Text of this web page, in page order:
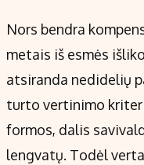
Nors bendra
metais iš esmės
atsiranda nedidelių
turto vertinimo
formos, dalis
lengvatų. Todėl